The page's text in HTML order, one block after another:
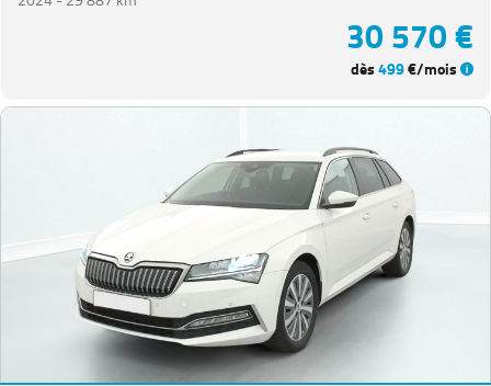
30 570 €
dès499€/mois